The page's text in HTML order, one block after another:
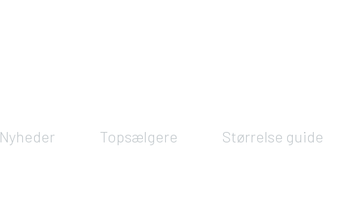
Nyheder Topsælgere Størrelse guide